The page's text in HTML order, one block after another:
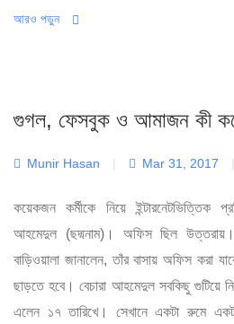
আরও পড়ুন
গুগল, ফেসবুক ও আমাজন কী
Munir Hasan | Mar 31, 2017 |
কয়েকজন কর্মীকে নিয়ে ইন্টারনেটভিত্তিক
আহমেদুল (ছদ্মনাম)। অফিস ছিল
বাড়িওয়ালা জানালেন, তাঁর বাসায় অফিস করা
ছাড়তে হবে। বেচারা আহমেদুল সবকিছু গুটিয়ে
এলেন ১৭ তারিখে। সেখানে একটা রুমে